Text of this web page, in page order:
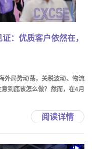
：优质客户依然在，
外局势动荡，关税波动、物流
到底该怎么做？然而，在4月
阅读详情